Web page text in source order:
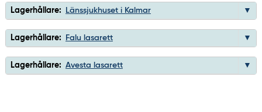
Lagerhållare: Länssjukhuset i Kalmar
Lagerhållare: Falu lasarett
Lagerhållare: Avesta lasarett